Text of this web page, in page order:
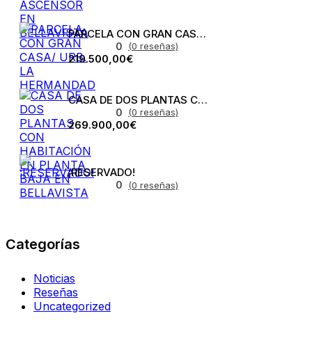
PARCELA CON GRAN CASA/ URB. LA HERMANDAD
0 (0 reseñas)
219.500,00€
CASA DE DOS PLANTAS CON HABITACIÓN EN PLANTA BAJA EN BELLAVISTA
0 (0 reseñas)
269.900,00€
¡RESERVADO!
0 (0 reseñas)
Categorías
Noticias
Reseñas
Uncategorized